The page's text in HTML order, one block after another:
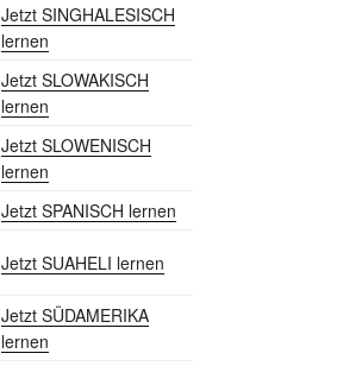
Jetzt SINGHALESISCH
lernen
Jetzt SLOWAKISCH
lernen
Jetzt SLOWENISCH
lernen
Jetzt SPANISCH lernen
Jetzt SUAHELI lernen
Jetzt SÜDAMERIKA
lernen